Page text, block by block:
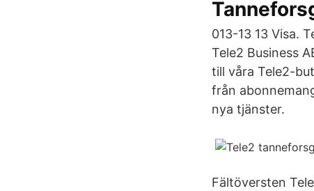
013-13 13 Visa.
Tele2 Business
till våra Tele2-
från
nya tjänster.
Fältöversten